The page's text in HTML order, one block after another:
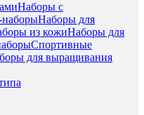
Наборы с
наборыНаборы для
из кожиНаборы для
Спортивные
для выращивания